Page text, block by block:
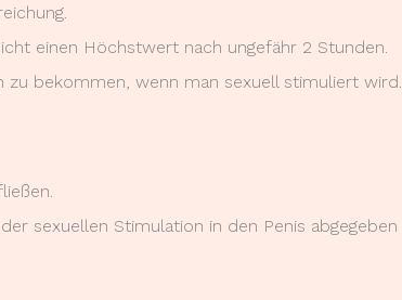
einen Höchstwert nach ungefähr 2 Stunden.
zu bekommen, wenn man sexuell stimuliert wird.
sexuellen Stimulation in den Penis abgegeben